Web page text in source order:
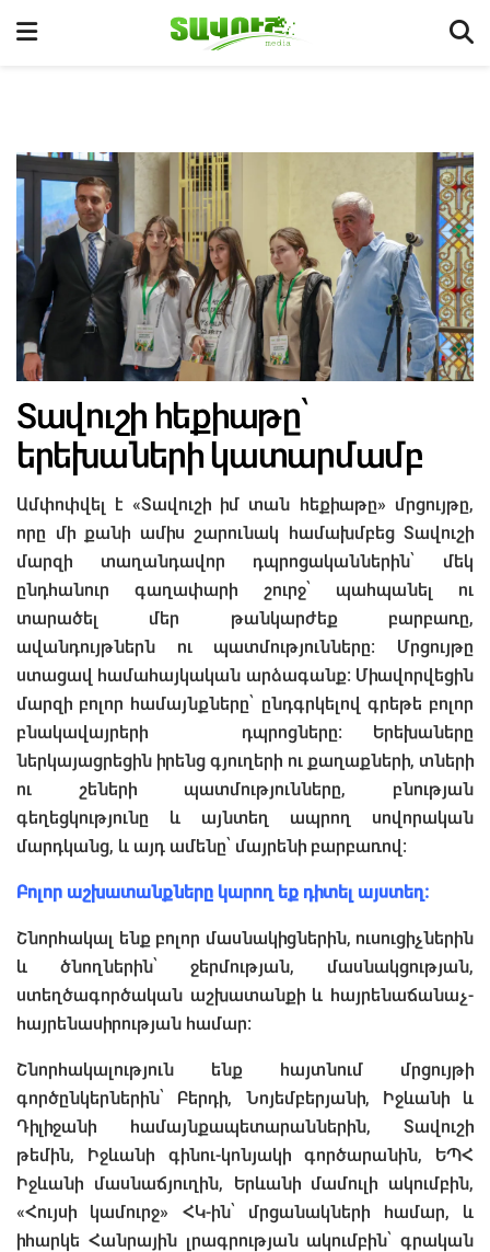
Տավուշի հեքիաթը՝
երեխաների կատարմամբ
Ամփոփվել է «Տավուշի իմ տան հեքիաթը» մրցույթը,
որը մի քանի ամիս շարունակ համախմբեց Տավուշի
մարզի տաղանդավոր դպրոցականներին՝ մեկ
ընդհանուր գաղափարի շուրջ՝ պահպանել ու
տարածել մեր թանկարժեք բարբառը,
ավանդույթներն ու պատմությունները։ Մրցույթը
ստացավ համահայկական արձագանք։ Միավորվեցին
մարզի բոլոր համայնքները՝ ընդգրկելով գրեթե բոլոր
բնակավայրերի դպրոցները։ Երեխաները
ներկայացրեցին իրենց գյուղերի ու քաղաքների, տների
ու շեների պատմությունները, բնության
գեղեցկությունը և այնտեղ ապրող սովորական
մարդկանց, և այդ ամենը՝ մայրենի բարբառով։
Բոլոր աշխատանքները կարող եք դիտել այստեղ։
Շնորհակալ ենք բոլոր մասնակիցներին, ուսուցիչներին
և ծնողներին՝ ջերմության, մասնակցության,
ստեղծագործական աշխատանքի և հայրենաճանաչ-
հայրենասիրության համար։
Շնորհակալություն ենք հայտնում մրցույթի
գործընկերներին՝ Բերդի, Նոյեմբերյանի, Իջևանի և
Դիլիջանի համայնքապետարաններին, Տավուշի
թեմին, Իջևանի գինու-կոնյակի գործարանին, ԵՊՀ
Իջևանի մասնաճյուղին, Երևանի մամուլի ակումբին,
«Հույսի կամուրջ» ՀԿ-ին՝ մրցանակների համար, և
իհարկե Հանրային լրագրության ակումբին՝ գրական